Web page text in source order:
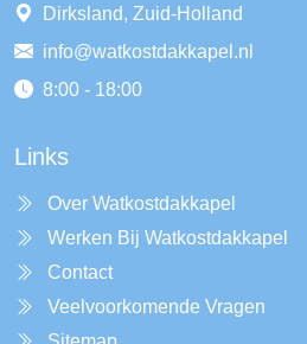
Dirksland, Zuid-Holland
info@watkostdakkapel.nl
8:00 - 18:00
Links
Over Watkostdakkapel
Werken Bij Watkostdakkapel
Contact
Veelvoorkomende Vragen